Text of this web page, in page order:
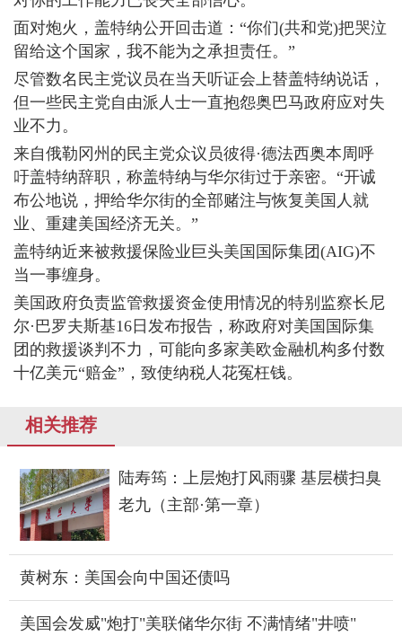
面对炮火，盖特纳公开回击道：“你们(共和党)把哭泣
留给这个国家，我不能为之承担责任。”
尽管数名民主党议员在当天听证会上替盖特纳说话，
但一些民主党自由派人士一直抱怨奥巴马政府应对失
业不力。
来自俄勒冈州的民主党众议员彼得·德法西奥本周呼
吁盖特纳辞职，称盖特纳与华尔街过于亲密。“开诚
布公地说，押给华尔街的全部赌注与恢复美国人就
业、重建美国经济无关。”
盖特纳近来被救援保险业巨头美国国际集团(AIG)不
当一事缠身。
美国政府负责监管救援资金使用情况的特别监察长尼
尔·巴罗夫斯基16日发布报告，称政府对美国国际集
团的救援谈判不力，可能向多家美欧金融机构多付数
十亿美元“赔金”，致使纳税人花冤枉钱。
相关推荐
陆寿筠：上层炮打风雨骤 基层横扫臭
老九（主部·第一章）
黄树东：美国会向中国还债吗
美国会发威"炮打"美联储华尔街 不满情绪"井喷"